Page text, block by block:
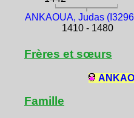
ANKAOUA, Judas
1410 - 1480
Frères et sœurs
Famille